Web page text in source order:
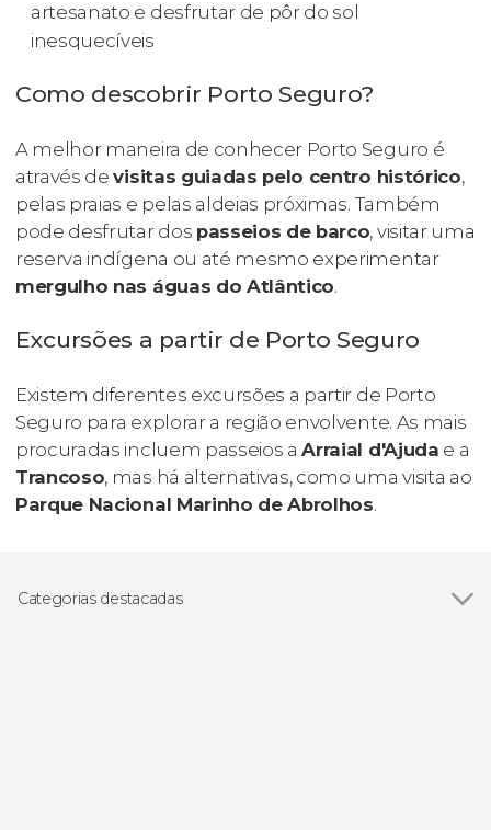
artesanato e desfrutar de pôr do sol
inesquecíveis
Como descobrir Porto Seguro?
A melhor maneira de conhecer Porto Seguro é
através devisitas guiadas pelo centro histórico,
pelas praias e pelas aldeias próximas. Também
pode desfrutar dos passeios de barco, visitar uma
reserva indígena ou até mesmo experimentar
mergulho nas águas do Atlântico.
Excursões a partir de Porto Seguro
Existem diferentes excursões a partir de Porto
Seguro para explorar a região envolvente. As mais
procuradas incluem passeios aArraial d'Ajuda e a
Trancoso, mas há alternativas, como uma visita ao
Parque Nacional Marinho de Abrolhos.
Categorias destacadas